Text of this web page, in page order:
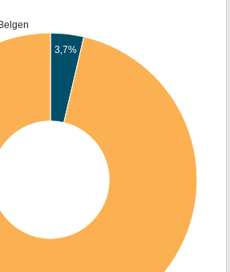
Belgen
3,7%